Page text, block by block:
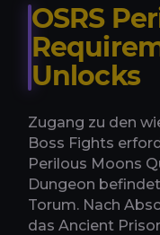
OSRS
Unlocks
Zugang zu den
Boss Fights
Perilous Moons
Dungeon
Torum. Nach
das Ancient